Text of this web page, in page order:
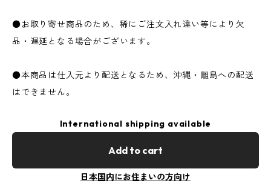
●お取り寄せ商品のため、稀にご注文入れ違い等により欠
品・遅延となる場合がございます。
●本商品は仕入元より配送となるため、沖縄・離島への配送
はできません。
International shipping available
Add to cart
日本国内にお住まいの方向け